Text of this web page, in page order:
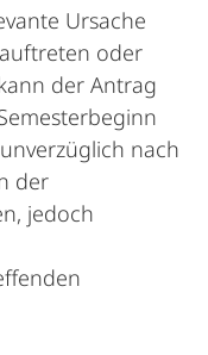
Ursache
oder
der Antrag
nach
der
jedoch